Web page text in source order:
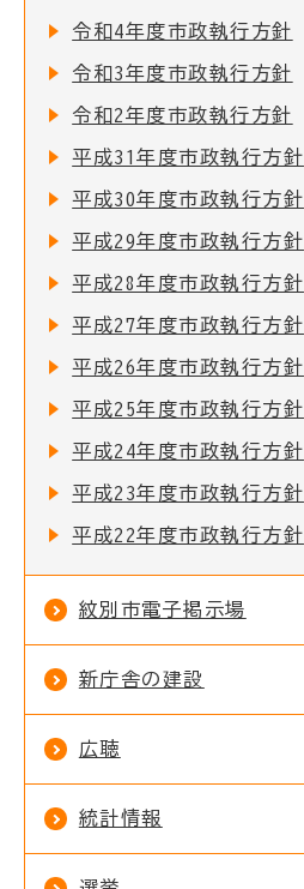
令和4年度市政執行方針
令和3年度市政執行方針
令和2年度市政執行方針
平成31年度市政執行方針
平成30年度市政執行方針
平成29年度市政執行方針
平成28年度市政執行方針
平成27年度市政執行方針
平成26年度市政執行方針
平成25年度市政執行方針
平成24年度市政執行方針
平成23年度市政執行方針
平成22年度市政執行方針
紋別市電子掲示場
新庁舎の建設
広聴
統計情報